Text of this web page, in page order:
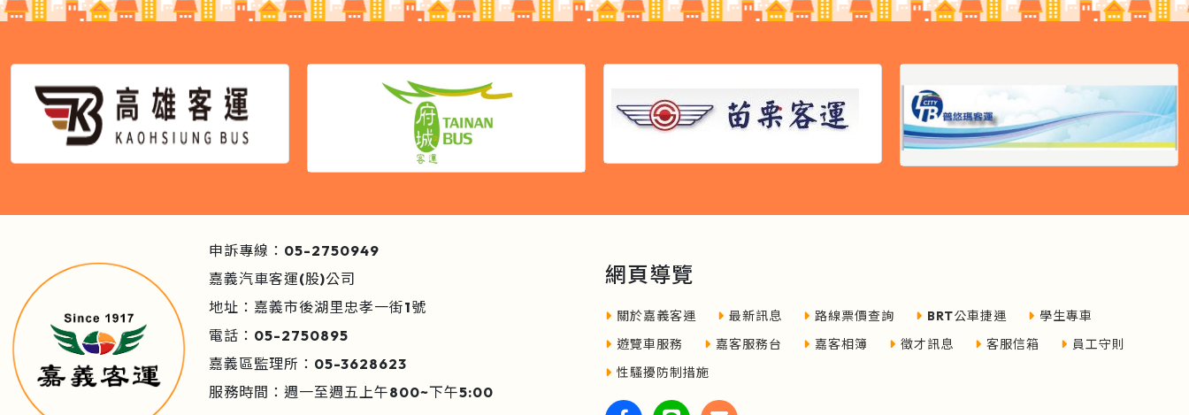
申訴專線：05-2750949
嘉義汽車客運(股)公司
地址：嘉義市後湖里忠孝一街1號
電話：05-2750895
嘉義區監理所：05-3628623
服務時間：週一至週五上午800~下午5:00
網頁導覽
關於嘉義客運 最新訊息 路線票價查詢 BRT公車捷運
學生專車
遊覽車服務
嘉客服務台 嘉客相簿 徵才訊息 客服信箱
員工守則
性騷擾防制措施